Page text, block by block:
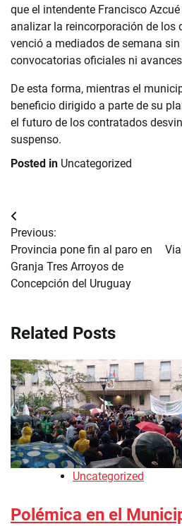
que el intendente Francisco
analizar la reincorporación de los
venció a mediados de semana
convocatorias oficiales ni
De esta forma, mientras el
beneficio dirigido a parte de su
el futuro de los contratados
suspenso.
Posted in Uncategorized
Navegación
de
entradas
Previous:
Provincia pone fin al paro en
Granja Tres Arroyos de
Concepción del Uruguay
Related Posts
Uncategorized
Polémica en el